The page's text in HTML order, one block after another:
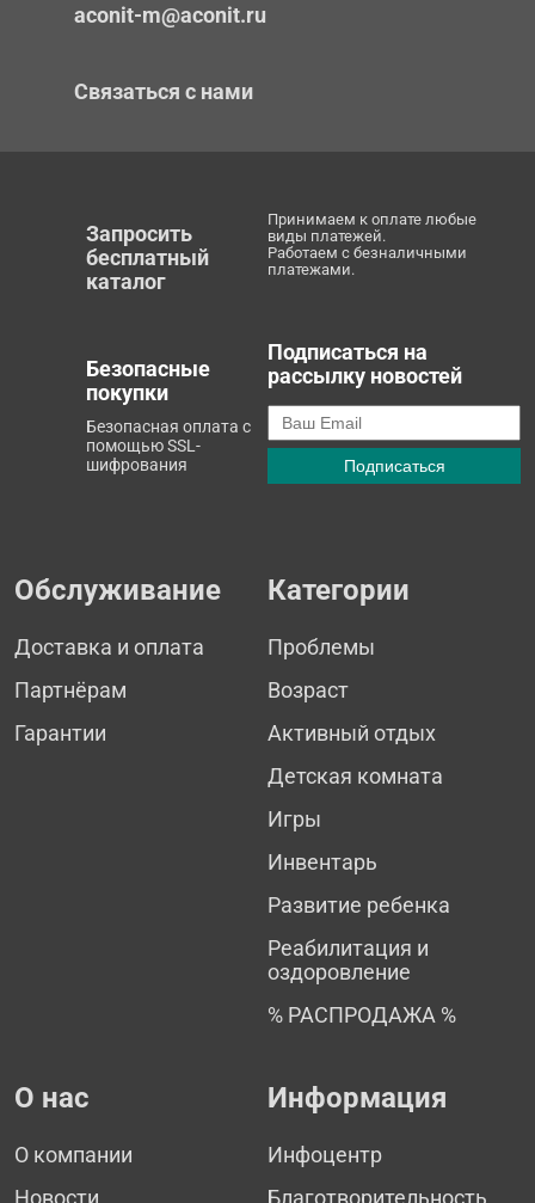
aconit-m@aconit.ru
Связаться с нами
Запросить
бесплатный
каталог
Принимаем к оплате любые
виды платежей.
Работаем с безналичными
платежами.
Безопасные
покупки
Безопасная оплата с
помощью SSL-
шифрования
Подписаться на
рассылку новостей
Обслуживание
Доставка и оплата
Партнёрам
Гарантии
Категории
Проблемы
Возраст
Активный отдых
Детская комната
Игры
Инвентарь
Развитие ребенка
Реабилитация и
оздоровление
% РАСПРОДАЖА %
О нас
О компании
Новости
Информация
Инфоцентр
Благотворительность